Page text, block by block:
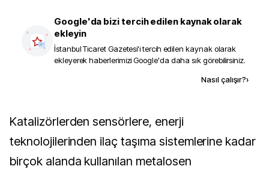
Google'da bizi tercih edilen kaynak olarak
ekleyin
İstanbul Ticaret Gazetesi'i tercih edilen kaynak olarak
ekleyerek haberlerimizi Google'da daha sık görebilirsiniz.
Nasıl çalışır?›
Katalizörlerden sensörlere, enerji
teknolojilerinden ilaç taşıma sistemlerine kadar
birçok alanda kullanılan metalosen